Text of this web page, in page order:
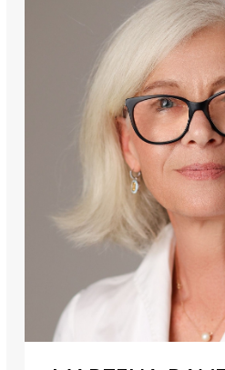
Nowoczesna kamienica z
bezpieczeństwo i komfort
Idealna propozycja dla pary lub
i dobrą lokalizację.
• 3000 zł - czynsz najmu
• 700 zł - opłaty administracyjne
• media według zużycia
Zadzwoń i umów się na